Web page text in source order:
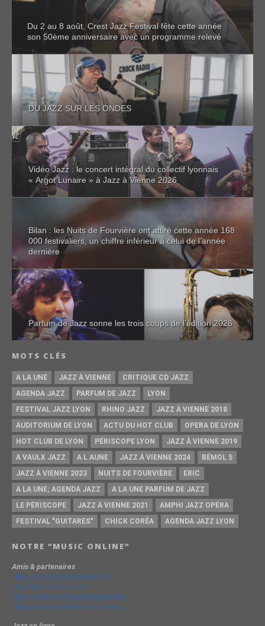
Du 2 au 8 août, Crest Jazz Festival fête cette année
son 50ème anniversaire avec un programme relevé
DU JAZZ SUR LES ONDES
Vidéo Jazz : le concert intégral du collectif lyonnais
« Argot Lunaire » à Jazz à Vienne 2026
Bilan : les Nuits de Fourvière ont attiré cette année 168
000 festivaliers, un chiffre inférieur à celui de l’année
dernière
Parfum de Jazz sonne les trois coups de l’édition 2026
MOTS CLÉS
A LA UNE JAZZ À VIENNE
CRITIQUE CD JAZZ
AGENDA JAZZ
PARFUM DE JAZZ
LYON
FESTIVAL JAZZ LYON
RHINO JAZZ
JAZZ À VIENNE 2018
AUDITORIUM DE LYON
ACTU DU HOT CLUB
OPERA DE LYON
HOT CLUB DE LYON
PÉRISCOPE LYON
JAZZ À VIENNE 2019
A VAULX JAZZ
A L AUNE JAZZ À VIENNE 2024
BÉMOL 5
JAZZ À VIENNE 2023
NUITS DE FOURVIÈRE
ERIC
A LA UNE; AGENDA JAZZ
A LA UNE PARFUM DE JAZZ
LE PÉRISCOPE
JAZZ À VIENNE 2021
AMPHI JAZZ OPÉRA
FESTIVAL "GUITARES"
CHICK CORÉA AGENDA JAZZ LYON
NOTRE “MUSIC ONLINE”
Amis & partenaires
https://groovesidestory.com/
http://lyon-music.com/
http://chrischarpenel.blogspot.fr
https://www.yvesdorison.net/q-r